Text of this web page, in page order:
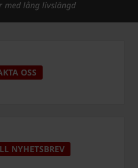
med lång livslängd
OSS
NYHETSBREV